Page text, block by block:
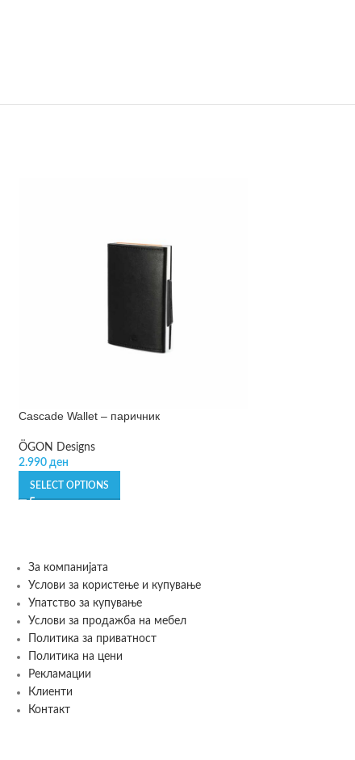
Cascade Wallet – паричник
ÖGON Designs
2.990 ден
SELECT OPTIONS
За компанијата
Услови за користење и купување
Упатство за купување
Услови за продажба на мебел
Политика за приватност
Политика на цени
Рекламации
Клиенти
Контакт